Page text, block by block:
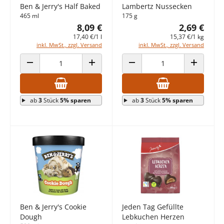
Ben & Jerry's Half Baked
465 ml
8,09 €
17,40 €/1 l
inkl. MwSt., zzgl. Versand
ANZAHL VERRINGERN ANZAHL ERHÖHEN
ab3Stück5% sparen
Lambertz Nussecken
175 g
2,69 €
15,37 €/1 kg
inkl. MwSt., zzgl. Versand
ANZAHL VERRINGERN ANZAHL
ab3Stück5% sparen
Ben & Jerry's Cookie
Dough
Jeden Tag Gefüllte
Lebkuchen Herzen